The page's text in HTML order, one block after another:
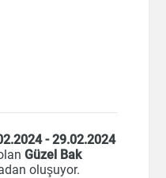
- 29.02.2024
Güzel Bak
oluşuyor.